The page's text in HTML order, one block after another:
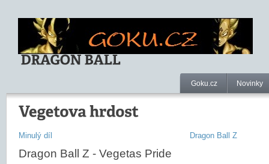
Goku.cz Novinky
Minulý díl Dragon Ball Z
Dragon Ball Z - Vegetas Pride